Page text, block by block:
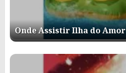
Onde Assistir Ilha do Amor